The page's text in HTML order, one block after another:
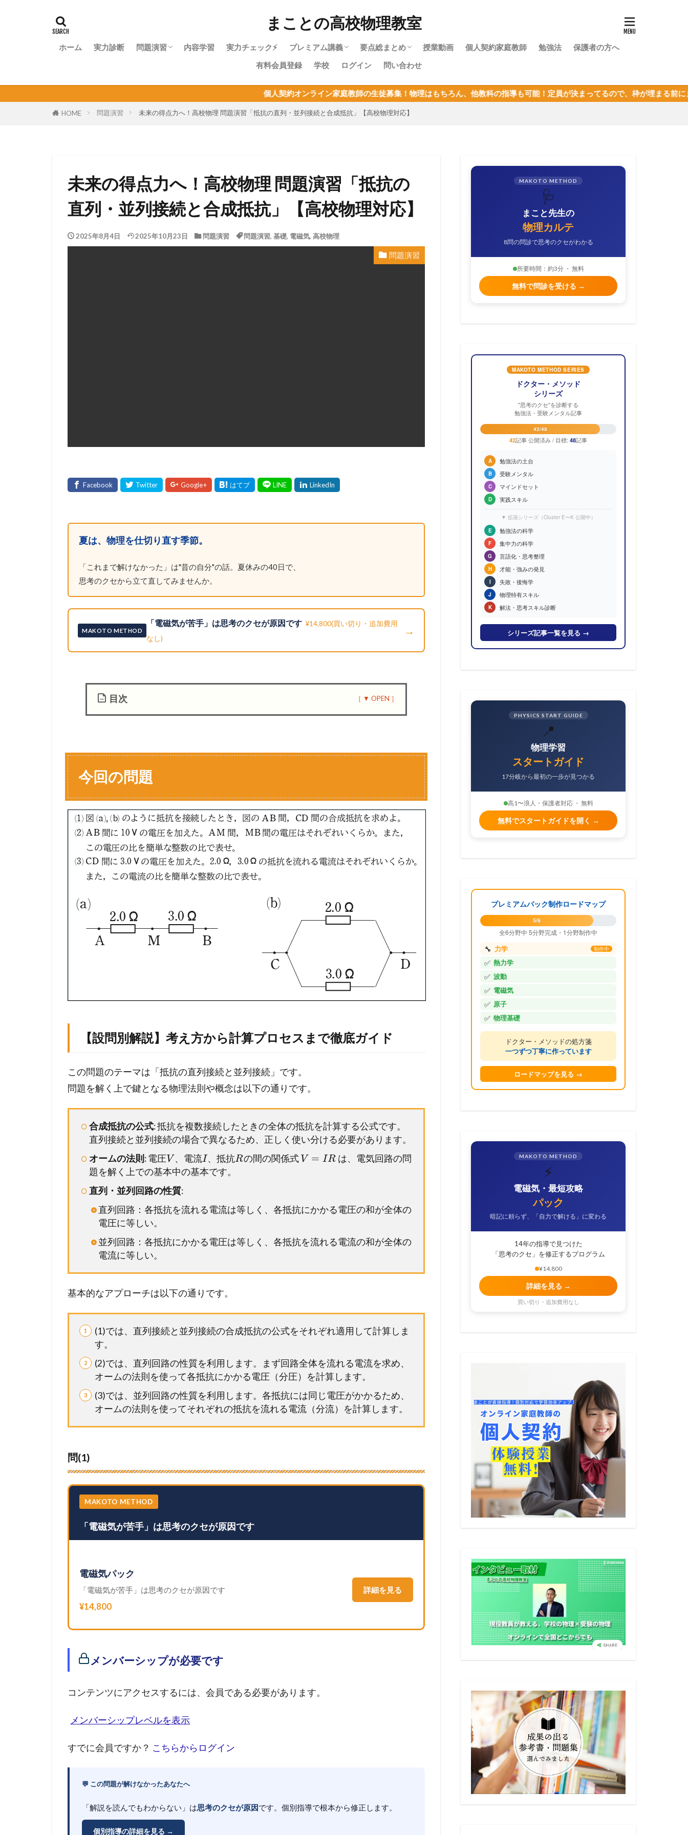
まことの高校物理教室
ホーム 実力診断 問題演習 内容学習 実力チェック⚡ プレミアム講義
物理やり直しガイド｜高校物理を受験に
使うあなたへ
物理基礎・最短攻略パック紹介
目次：物理基礎
力学・最短攻略パック紹介
目次：力学
熱力学・最短攻略パック紹介
目次：熱力学
波動・最短攻略パック紹介
目次：波動
電磁気・最短攻略パック紹介
目次：電磁気
原子・最短攻略パック紹介
目次：原子
要点総まとめ
物理基礎まとめ
授業動画 個人契約家庭教師 勉強法
保護者の方へ
有料会員登録
学校 ログイン 問い合わせ
個人契約オンライン家庭教師の生徒募集！物理はもちろん、他教科の指導も可能！定員が決まってるので、枠が埋まる前にまずは体験授業を
HOME 問題演習 未来の得点力へ！高校物理 問題演習「抵抗の直列・並列接続と合成抵抗」【高校物理対応】
未来の得点力へ！高校物理 問題演習「抵抗の
直列・並列接続と合成抵抗」【高校物理対応】
2025年8月4日 2025年10月23日 問題演習 問題演習, 基礎, 電磁気, 高校物理
問題演習
夏は、物理を仕切り直す季節。
「これまで解けなかった」は"昔の自分"の話。夏休みの40日で、
思考のクセから立て直してみませんか。
MAKOTO METHOD
「電磁気が苦手」は思考のクセが原因です ¥14,800(買い切り・追加費用
なし)
→
目次
問
題
1.1
【
問
別
解
説
方
か
セ
で
ガ
イ
メ
ン
ー
シ
ッ
が
必
で
す
今回の問題
【設問別解説】考え方から計算プロセスまで徹底ガイド
この問題のテーマは「抵抗の直列接続と並列接続」です。
問題を解く上で鍵となる物理法則や概念は以下の通りです。
合成抵抗の公式: 抵抗を複数接続したときの全体の抵抗を計算する公式です。
直列接続と並列接続の場合で異なるため、正しく使い分ける必要があります。
オームの法則 : 電圧V 、電流I、抵抗Rの間の関係式 V = I R は、電気回路の問
題を解く上での基本中の基本です。
直列・並列回路の性質:
直列回路：各抵抗を流れる電流は等しく、各抵抗にかかる電圧の和が全体の
電圧に等しい。
並列回路：各抵抗にかかる電圧は等しく、各抵抗を流れる電流の和が全体の
電流に等しい。
基本的なアプローチは以下の通りです。
(1)では、直列接続と並列接続の合成抵抗の公式をそれぞれ適用して計算しま
す。
(2)では、直列回路の性質を利用します。まず回路全体を流れる電流を求め、
オームの法則を使って各抵抗にかかる電圧（分圧）を計算します。
(3)では、並列回路の性質を利用します。各抵抗には同じ電圧がかかるため、
オームの法則を使ってそれぞれの抵抗を流れる電流（分流）を計算します。
問(1)
MAKOTO METHOD
「電磁気が苦手」は思考のクセが原因です
電磁気パック
「電磁気が苦手」は思考のクセが原因です
¥14,800
詳細を見る
メンバーシップが必要です
コンテンツにアクセスするには、会員である必要があります。
メンバーシップレベルを表示
すでに会員ですか？ こちらからログイン
💬 この問題が解けなかったあなたへ
「解説を読んでもわからない」は思考のクセが原因です。個別指導で根本から修正します。
個別指導の詳細を見る →
MAKOTO METHOD
🩺
まこと先生の
物理カルテ
8問の問診で思考のクセがわかる
所要時間：約3分 ・ 無料
無料で問診を受ける →
MAKOTO METHOD SERIES
ドクター・メソッド
シリーズ
"思考のクセ"を診断する
勉強法・受験メンタル記事
42/48
42記事 公開済み / 目標: 48記事
A 勉強法の土台
B 受験メンタル
C マインドセット
D 実践スキル
▼ 拡張シリーズ（Cluster E〜K 公開中）
E
勉強法の科学
F 集中力の科学
G 言語化・思考整理
H 才能・強みの発見
I 失敗・後悔学
J 物理特有スキル
K 解法・思考スキル診断
シリーズ記事一覧を見る →
PHYSICS START GUIDE
📍
物理学習
スタートガイド
17分岐から最初の一歩が見つかる
高1〜浪人・保護者対応 ・ 無料
無料でスタートガイドを開く →
プレミアムパック制作ロードマップ
5/6
全6分野中 5分野完成・1分野制作中
🔧 力学 制作中
✅ 熱力学
✅ 波動
✅ 電磁気
✅ 原子
✅ 物理基礎
ドクター・メソッドの処方箋
一つずつ丁寧に作っています
ロードマップを見る →
MAKOTO METHOD
⚡
電磁気・最短攻略
パック
暗記に頼らず、「自力で解ける」に変わる
14年の指導で見つけた
「思考のクセ」を修正するプログラム
¥14,800
詳細を見る →
買い切り・追加費用なし